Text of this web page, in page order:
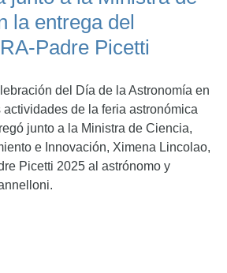
la entrega del
Padre Picetti
del Día de la Astronomía en
de la feria astronómica
junto a la Ministra de Ciencia,
e Innovación, Ximena Lincolao,
Picetti 2025 al astrónomo y